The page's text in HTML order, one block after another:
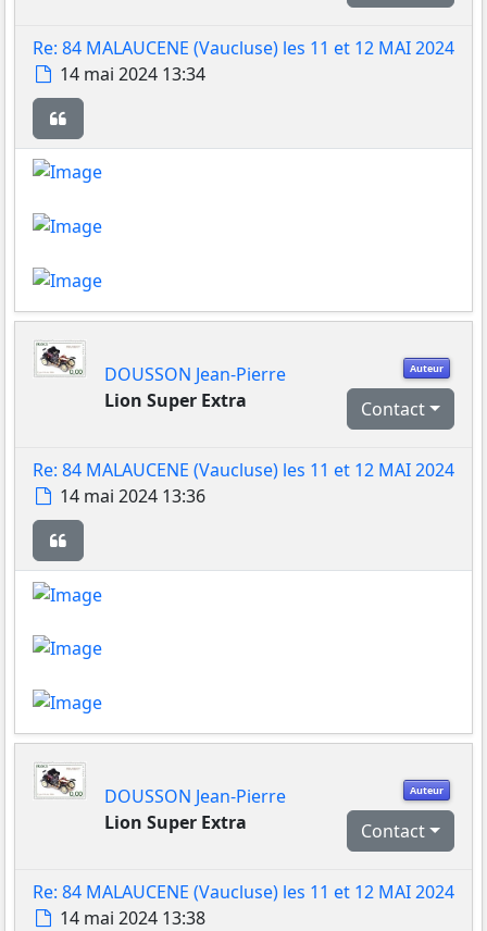
Re: 84 MALAUCENE (Vaucluse) les 11 et 12 MAI 2024
Message
14 mai 2024 13:34
Auteur
DOUSSON Jean-Pierre
Lion Super Extra
Contact
Re: 84 MALAUCENE (Vaucluse) les 11 et 12 MAI 2024
Message
14 mai 2024 13:36
Auteur
DOUSSON Jean-Pierre
Lion Super Extra
Contact
Re: 84 MALAUCENE (Vaucluse) les 11 et 12 MAI 2024
Message
14 mai 2024 13:38